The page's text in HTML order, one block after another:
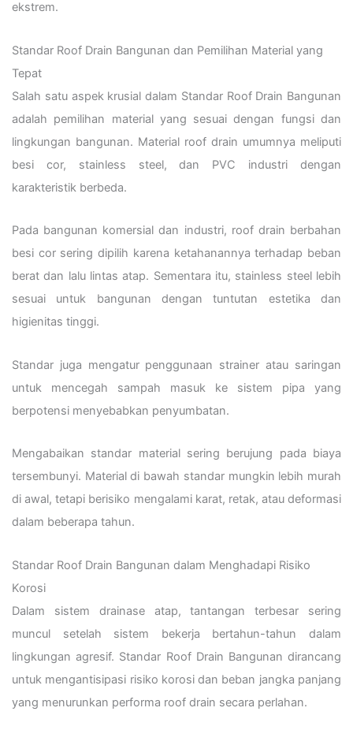
ekstrem.
Standar Roof Drain Bangunan dan Pemilihan Material yang
Tepat
Salah satu aspek krusial dalam Standar Roof Drain Bangunan
adalah pemilihan material yang sesuai dengan fungsi dan
lingkungan bangunan. Material roof drain umumnya meliputi
besi cor, stainless steel, dan PVC industri dengan
karakteristik berbeda.
Pada bangunan komersial dan industri, roof drain berbahan
besi cor sering dipilih karena ketahanannya terhadap beban
berat dan lalu lintas atap. Sementara itu, stainless steel lebih
sesuai untuk bangunan dengan tuntutan estetika dan
higienitas tinggi.
Standar juga mengatur penggunaan strainer atau saringan
untuk mencegah sampah masuk ke sistem pipa yang
berpotensi menyebabkan penyumbatan.
Mengabaikan standar material sering berujung pada biaya
tersembunyi. Material di bawah standar mungkin lebih murah
di awal, tetapi berisiko mengalami karat, retak, atau deformasi
dalam beberapa tahun.
Standar Roof Drain Bangunan dalam Menghadapi Risiko
Korosi
Dalam sistem drainase atap, tantangan terbesar sering
muncul setelah sistem bekerja bertahun-tahun dalam
lingkungan agresif. Standar Roof Drain Bangunan dirancang
untuk mengantisipasi risiko korosi dan beban jangka panjang
yang menurunkan performa roof drain secara perlahan.